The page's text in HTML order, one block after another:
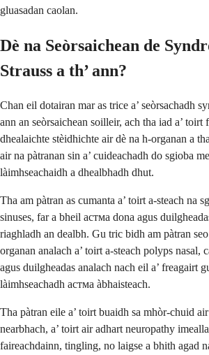
gluasadan caolan.
Dè na Seòrsaichean de
Strauss a th’ ann?
Chan eil dotairan mar as trice a’ seòrsachadh
ann an seòrsaichean soilleir, ach tha iad a’ toirt
dhealaichte stèidhichte air dè na h-organan a
air na pàtranan sin a’ cuideachadh do sgioba
làimhseachaidh a dhealbhadh dhut.
Tha am pàtran as cumanta a’ toirt a-steach na
sinuses, far a bheil aстма dona agus
riaghladh an dealbh. Gu tric bidh am pàtran
organan analach a’ toirt a-steach polyps nasal,
agus duilgheadas analach nach eil a’ freagairt
làimhseachadh aстма àbhaisteach.
Tha pàtran eile a’ toirt buaidh sa mhòr-chuid
nearbhach, a’ toirt air adhart neuropathy
faireachdainn, tingling, no laigse a bhith agad